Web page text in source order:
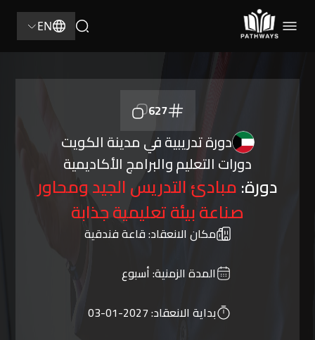
EN
627
دورة تدريبية في مدينة الكويت
دورات التعليم والبرامج الأكاديمية
دورة:مبادئ التدريس الجيد ومحاور
صناعة بيئة تعليمية جذابة
مكان الانعقاد:قاعة فندقية
المدة الزمنية:أسبوع
بداية الانعقاد:2027-01-03